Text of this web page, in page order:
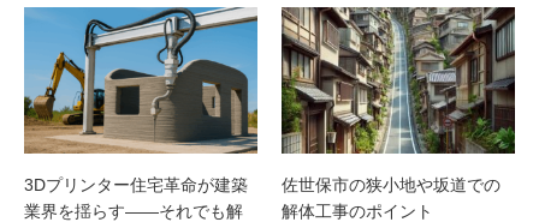
3Dプリンター住宅革命が建築
業界を揺らす――それでも解
佐世保市の狭小地や坂道での
解体工事のポイント